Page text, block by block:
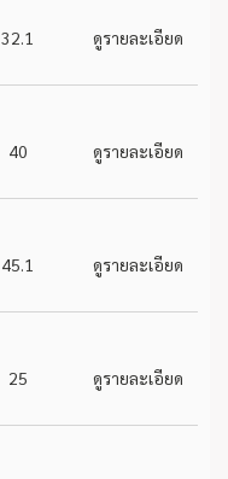
32.1 ดูรายละเอียด
40 ดูรายละเอียด
45.1 ดูรายละเอียด
25 ดูรายละเอียด